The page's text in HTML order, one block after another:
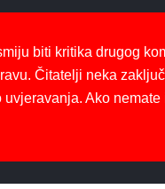
biti kritika drugog
Čitatelji neka
Ako